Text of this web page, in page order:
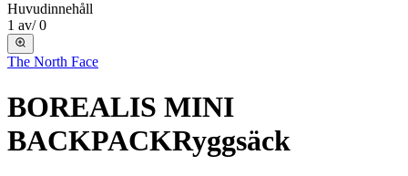
Huvudinnehåll
1 av/ 0
The North Face
BOREALIS MINI
BACKPACKRyggsäck